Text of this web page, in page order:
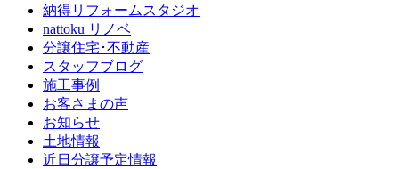
納得リフォームスタジオ
nattoku リノベ
分譲住宅･不動産
スタッフブログ
施工事例
お客さまの声
お知らせ
土地情報
近日分譲予定情報